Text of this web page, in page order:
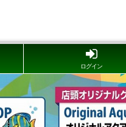
ログイン